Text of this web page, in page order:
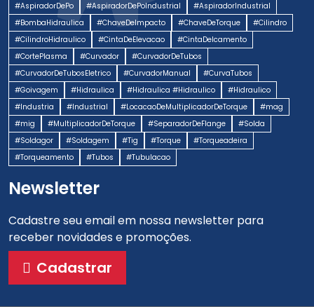
#AspiradorDePo
#AspiradorDePoIndustrial
#AspiradorIndustrial
#BombaHidraulica
#ChaveDeImpacto #ChaveDeTorque
#Cilindro
#CilindroHidraulico
#CintaDeElevacao
#CintaDeIcamento
#CortePlasma
#Curvador
#CurvadorDeTubos
#CurvadorDeTubosEletrico
#CurvadorManual
#CurvaTubos
#Goivagem
#Hidraulica #Hidraulica #Hidraulico
#Hidraulico
#Industria
#Industrial #LocacaoDeMultiplicadorDeTorque
#mag
#mig
#MultiplicadorDeTorque #SeparadorDeFlange
#Solda
#Soldagor
#Soldagem #Tig #Torque
#Torqueadeira
#Torqueamento
#Tubos #Tubulacao
Newsletter
Cadastre seu email em nossa newsletter para
receber novidades e promoções.
Cadastrar